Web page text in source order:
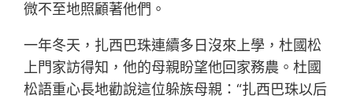
微不至地照顧著他們。
一年冬天，扎西巴珠連續多日沒來上學，杜國松
上門家訪得知，他的母親盼望他回家務農。杜國
松語重心長地勸說這位躲族母親：“扎西巴珠以后